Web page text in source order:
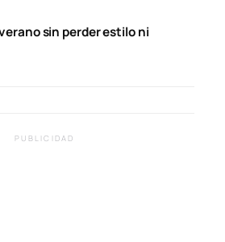
sin perder estilo ni
PUBLICIDAD